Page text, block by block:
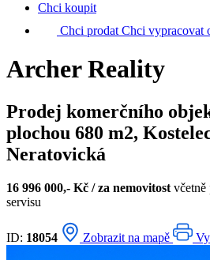
Chci koupit
Chci prodat Chci vypracovat
Archer Reality
Prodej komerčního
plochou 680 m2,
Neratovická
16 996 000,- Kč / za nemovitost
servisu
ID: 18054 Zobrazit na mapě